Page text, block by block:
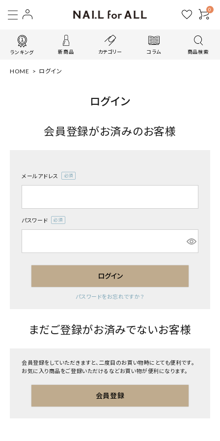
0
ランキング 新商品 カテゴリー コラム 商品検索
HOME ログイン
ログイン
会員登録がお済みのお客様
メールアドレス
パスワード
ログイン
パスワードをお忘れですか？
まだご登録がお済みでないお客様
会員登録をしていただきますと、二度目のお買い物時にとても便利です。
お気に入り商品をご登録いただけるなどお買い物が便利になります。
会員登録